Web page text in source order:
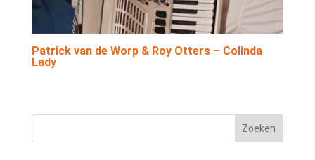
Patrick van de Worp & Roy Otters – Colinda
Lady